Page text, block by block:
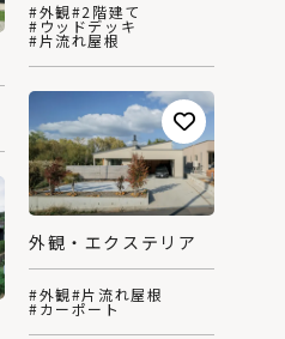
#外観#2階建て
#ウッドデッキ
#片流れ屋根
外観・エクステリア
#外観#片流れ屋根
#カーポート